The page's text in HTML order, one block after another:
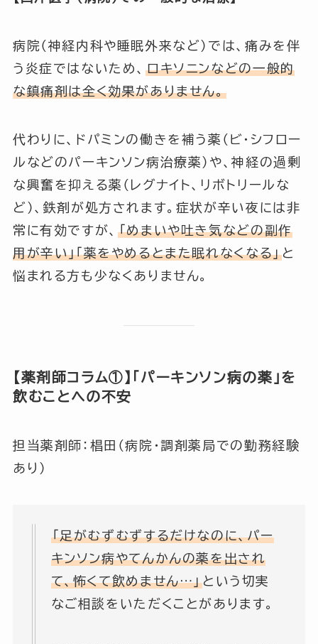
病院（神経内科や睡眠外来など）では、痛みを伴
う炎症ではないため、ロキソニンなどの一般的
な鎮痛剤は全く効果がありません。
代わりに、ドパミンの働きを補う薬（ビ・シフロー
ルなどのパーキンソン病治療薬）や、神経の過剰
な興奮を抑える薬（レグナイト、リボトリールな
ど）、鉄剤が処方されます。症状が辛い夜には非
常に有効ですが、
「めまいや吐き気などの副作
用が辛い」「薬をやめるとまた眠れなくなる」と
悩まれる方も少なくありません。
【薬剤師コラム①】「パーキンソン病の薬」を
飲むことへの不安
担当薬剤師：椙田（病院・調剤薬局での勤務経験
あり）
「足がむずむずするだけなのに、パー
キンソン病やてんかんの薬を出され
て、怖くて飲めません…」 という切実
なご相談をいただくことがあります。